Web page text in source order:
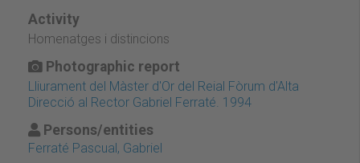
Activity
Homenatges i distincions
Photographic report
Lliurament del Màster d'Or del Reial Fòrum d'Alta
Direcció al Rector Gabriel Ferraté. 1994
Persons/entities
Ferraté Pascual, Gabriel